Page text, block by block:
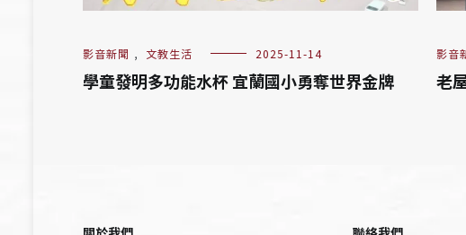
影音新聞 , 文教生活 2025-11-14
學童發明多功能水杯 宜蘭國小勇奪世界金牌
影音
老